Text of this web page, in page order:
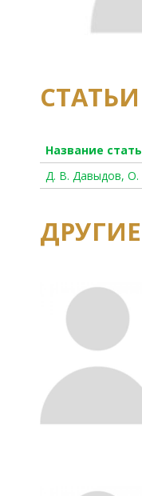
Название
Д. В. Давыдов, О.